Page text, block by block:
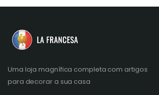
Uma loja magnífica completa com artigos
para decorar a sua casa